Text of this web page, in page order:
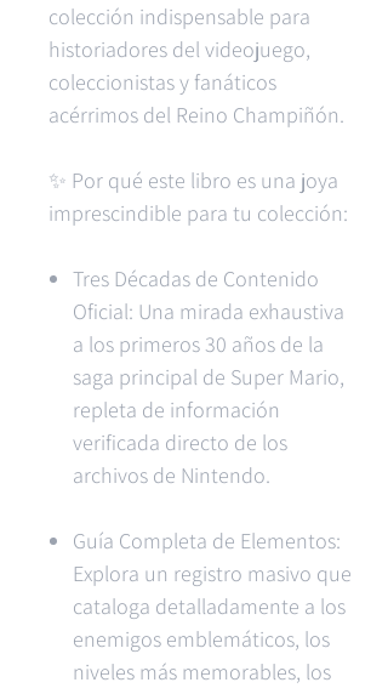
colección indispensable para
historiadores del videojuego,
coleccionistas y fanáticos
acérrimos del Reino Champiñón.
✨ Por qué este libro es una joya
imprescindible para tu colección:
Tres Décadas de Contenido
Oficial: Una mirada exhaustiva
a los primeros 30 años de la
saga principal de Super Mario,
repleta de información
verificada directo de los
archivos de Nintendo.
Guía Completa de Elementos:
Explora un registro masivo que
cataloga detalladamente a los
enemigos emblemáticos, los
niveles más memorables, los